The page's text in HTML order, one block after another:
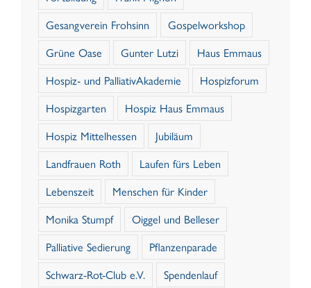
Gesangverein Frohsinn
Gospelworkshop
Grüne Oase
Gunter Lutzi
Haus Emmaus
Hospiz- und PalliativAkademie
Hospizforum
Hospizgarten
Hospiz Haus Emmaus
Hospiz Mittelhessen
Jubiläum
Landfrauen Roth
Laufen fürs Leben
Lebenszeit
Menschen für Kinder
Monika Stumpf
Oiggel und Belleser
Palliative Sedierung
Pflanzenparade
Schwarz-Rot-Club e.V.
Spendenlauf